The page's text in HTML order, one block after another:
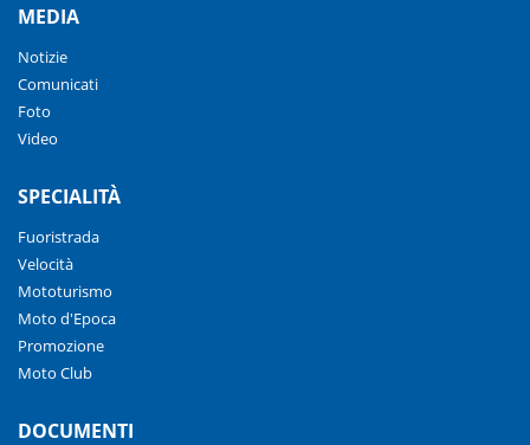
MEDIA
Notizie
Comunicati
Foto
Video
SPECIALITÀ
Fuoristrada
Velocità
Mototurismo
Moto d'Epoca
Promozione
Moto Club
DOCUMENTI